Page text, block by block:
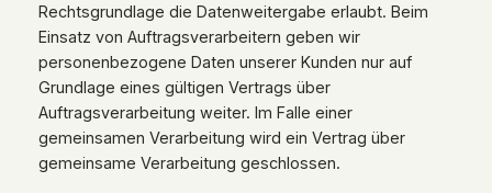
Rechtsgrundlage die Datenweitergabe erlaubt. Beim
Einsatz von Auftragsverarbeitern geben wir
personenbezogene Daten unserer Kunden nur auf
Grundlage eines gültigen Vertrags über
Auftragsverarbeitung weiter. Im Falle einer
gemeinsamen Verarbeitung wird ein Vertrag über
gemeinsame Verarbeitung geschlossen.